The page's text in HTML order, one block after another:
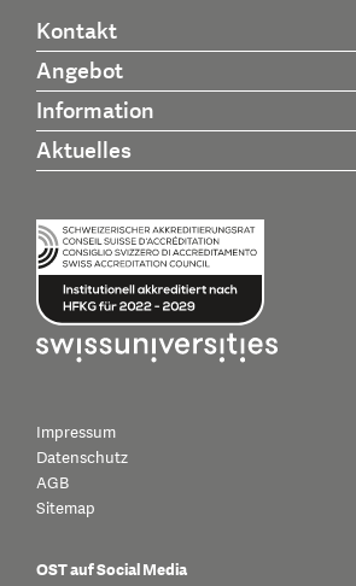
Kontakt
Angebot
Information
Aktuelles
Impressum
Datenschutz
AGB
Sitemap
OST auf Social Media